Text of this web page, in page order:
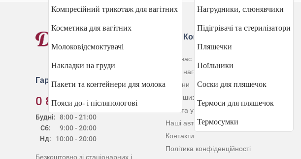
Компресійний трикотаж для вагітних
Косметика для вагітних
Молоковідсмоктувачі
Накладки на груди
Пакети та контейнери для молока
Пояси до- і післяпологові
Нагрудники, слюнявчики
Підігрівачі та стерилізатори
Пляшечки
Поїльники
Соски для пляшечок
Термоси для пляшечок
Термосумки
Гаряча лінія
0 800 30 20 60
Будні:
Сб:
Нд:
8:00 - 21:00
9:00 - 20:00
10:00 - 20:00
Безкоштовно зі стаціонарних і
Про Компанію
Про нас
Наші нагороди
Новини
Франшиза
Робота у нас
Наші автори
Контакти
Політика конфіденційності